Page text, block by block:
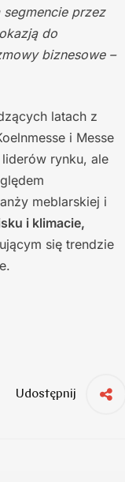
przez
do
biznesowe –
latach z
i Messe
rynku, ale
meblarskiej i
i klimacie,
się trendzie
Udostępnij